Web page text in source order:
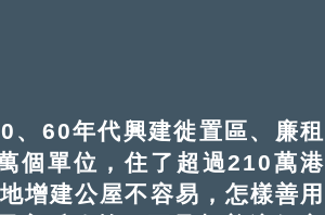
60年代興建徙置區、廉租
個單位，住了超過210萬港
增建公屋不容易，怎樣善用